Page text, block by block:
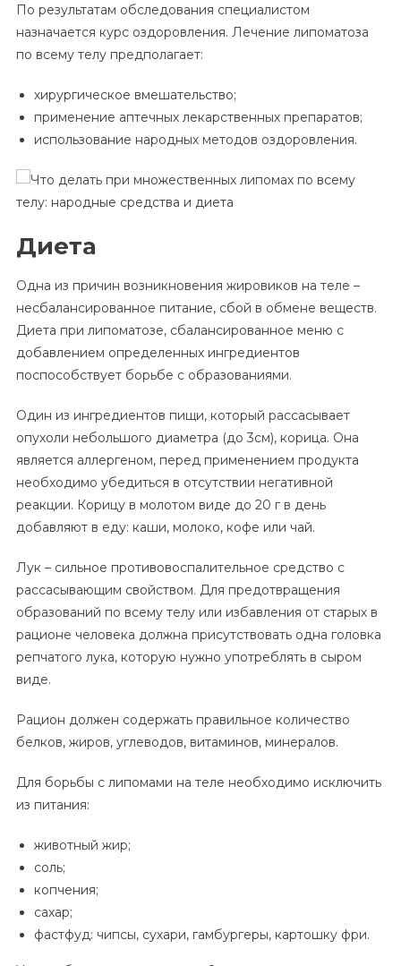
По результатам обследования специалистом
назначается курс оздоровления. Лечение липоматоза
по всему телу предполагает:
хирургическое вмешательство;
применение аптечных лекарственных препаратов;
использование народных методов оздоровления.
Диета
Одна из причин возникновения жировиков на теле –
несбалансированное питание, сбой в обмене веществ.
Диета при липоматозе, сбалансированное меню с
добавлением определенных ингредиентов
поспособствует борьбе с образованиями.
Один из ингредиентов пищи, который рассасывает
опухоли небольшого диаметра (до 3см), корица. Она
является аллергеном, перед применением продукта
необходимо убедиться в отсутствии негативной
реакции. Корицу в молотом виде до 20 г в день
добавляют в еду: каши, молоко, кофе или чай.
Лук – сильное противовоспалительное средство с
рассасывающим свойством. Для предотвращения
образований по всему телу или избавления от старых в
рационе человека должна присутствовать одна головка
репчатого лука, которую нужно употреблять в сыром
виде.
Рацион должен содержать правильное количество
белков, жиров, углеводов, витаминов, минералов.
Для борьбы с липомами на теле необходимо исключить
из питания:
животный жир;
соль;
копчения;
сахар;
фастфуд: чипсы, сухари, гамбургеры, картошку фри.